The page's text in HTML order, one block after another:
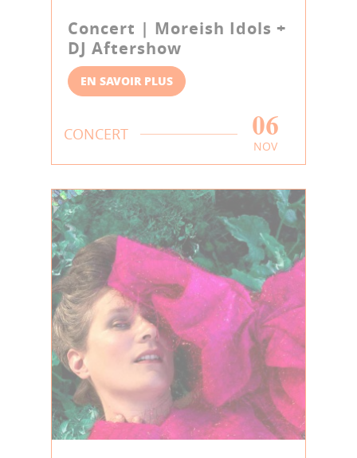
Concert | Moreish Idols +
DJ Aftershow
EN SAVOIR PLUS
CONCERT 06
NOV